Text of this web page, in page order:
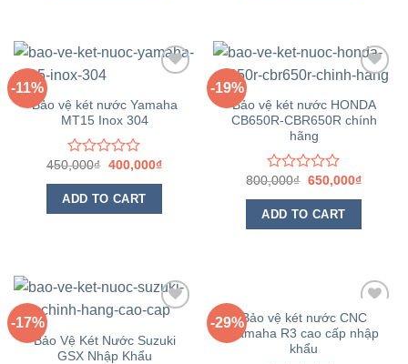
-11%
Yêu
thích
Bảo vệ két nước Yamaha
MT15 Inox 304
Rated
0
out
of
450,000₫ 400,000₫
ADD TO CART
-19%
Yêu
thích
Bảo vệ két nước HONDA
CB650R-CBR650R chính
hãng
Rated
0
out
of
800,000₫ 650,000₫
ADD TO CART
-17%
Yêu
thích
Bảo Vệ Két Nước Suzuki
GSX Nhập Khẩu
-29%
Yêu
Bảo vệ két nước CNC
Yamaha R3 cao cấp nhập
khẩu